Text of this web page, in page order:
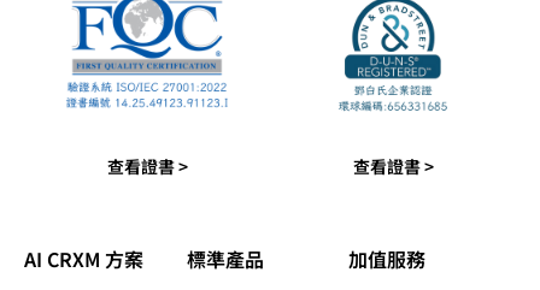
查看證書 > 查看證書 >
AI CRXM 方案 標準產品​ 加值服務​